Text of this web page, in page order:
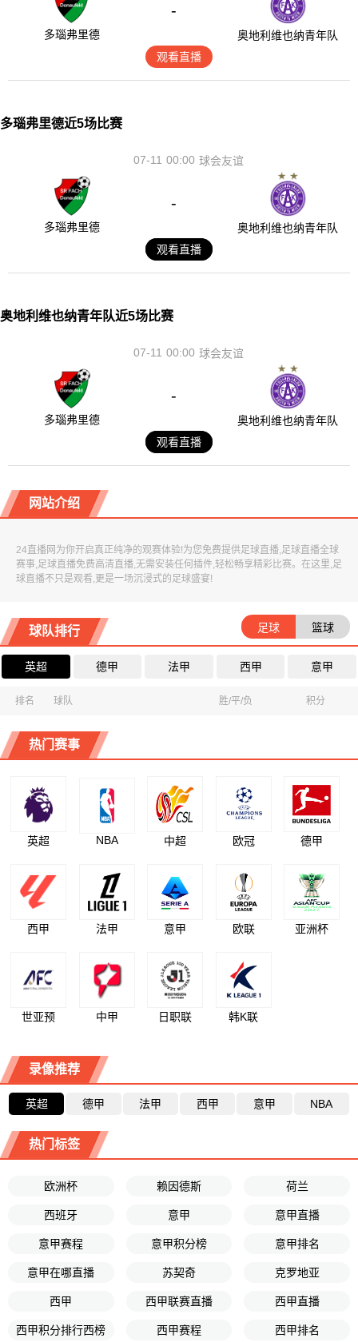
多瑙弗里德
-
奥地利维也纳青年队
观看直播
多瑙弗里德近5场比赛
00:00
07-11 球会友谊
多瑙弗里德
-
奥地利维也纳青年队
观看直播
奥地利维也纳青年队近5场比赛
00:00
07-11 球会友谊
多瑙弗里德
-
奥地利维也纳青年队
观看直播
网站介绍
24直播网为你开启真正纯净的观赛体验!为您免费提供足球直播,足球直播全球
赛事,足球直播免费高清直播,无需安装任何插件,轻松畅享精彩比赛。在这里,足
球直播不只是观看,更是一场沉浸式的足球盛宴!
球队排行 足球 篮球
英超 德甲 法甲 西甲 意甲
排名 球队 胜/平/负 积分
热门赛事
英超 NBA 中超 欧冠 德甲
西甲 法甲 意甲 欧联 亚洲杯
世亚预 中甲 日职联 韩K联
录像推荐
英超 德甲 法甲 西甲 意甲 NBA
热门标签
欧洲杯 赖因德斯 荷兰
西班牙 意甲 意甲直播
意甲赛程 意甲积分榜 意甲排名
意甲在哪直播 苏契奇 克罗地亚
西甲 西甲联赛直播 西甲直播
西甲积分排行西榜 西甲赛程 西甲排名